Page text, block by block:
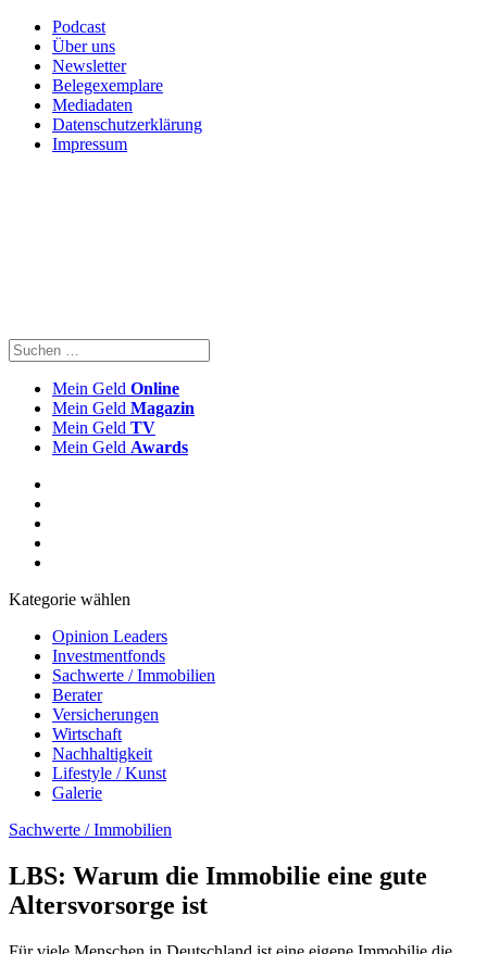
Podcast
Über uns
Newsletter
Belegexemplare
Mediadaten
Datenschutzerklärung
Impressum
Mein Geld Online
Mein Geld Magazin
Mein Geld TV
Mein Geld Awards
Kategorie wählen
Opinion Leaders
Investmentfonds
Sachwerte / Immobilien
Berater
Versicherungen
Wirtschaft
Nachhaltigkeit
Lifestyle / Kunst
Galerie
Sachwerte / Immobilien
LBS: Warum die Immobilie eine gute
Altersvorsorge ist